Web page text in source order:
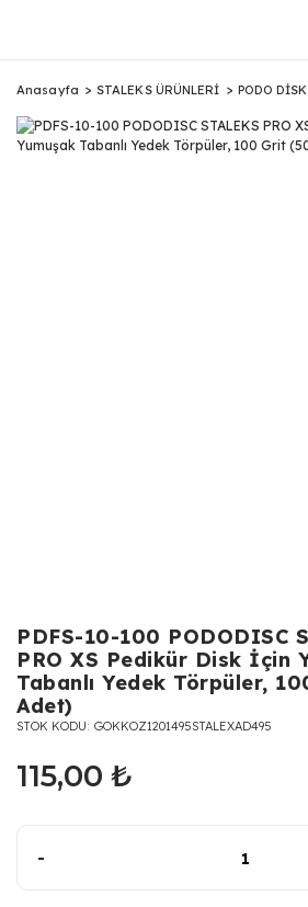
Anasayfa STALEKS ÜRÜNLERİ PODO
PDFS-10-100 PODODISC
PRO XS Pedikür Disk İçin
Tabanlı Yedek Törpüler,
Adet)
STOK KODU GOKKOZ1201495STALEXAD495
115,00 ₺
-